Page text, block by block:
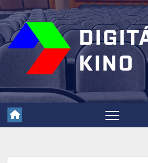
Skip
to
content